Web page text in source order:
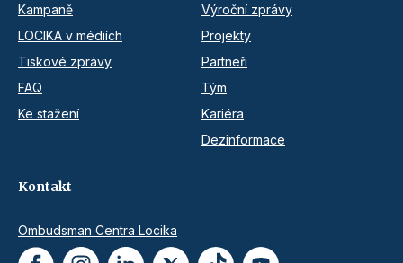
Kampaně
LOCIKA v médiích
Tiskové zprávy
FAQ
Ke stažení
Výroční zprávy
Projekty
Partneři
Tým
Kariéra
Dezinformace
Kontakt
Ombudsman Centra Locika